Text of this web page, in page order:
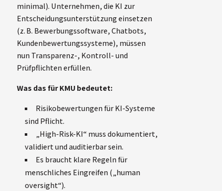
minimal). Unternehmen, die KI zur
Entscheidungsunterstützung einsetzen
(z. B. Bewerbungssoftware, Chatbots,
Kundenbewertungssysteme), müssen
nun Transparenz-, Kontroll- und
Prüfpflichten erfüllen.
Was das für KMU bedeutet:
Risikobewertungen für KI-Systeme
sind Pflicht.
„High-Risk-KI“ muss dokumentiert,
validiert und auditierbar sein.
Es braucht klare Regeln für
menschliches Eingreifen („human
oversight“).